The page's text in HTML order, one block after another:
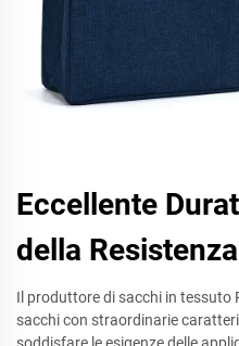
Eccellente
della
Il produttore di sacchi in tessuto
sacchi con straordinarie